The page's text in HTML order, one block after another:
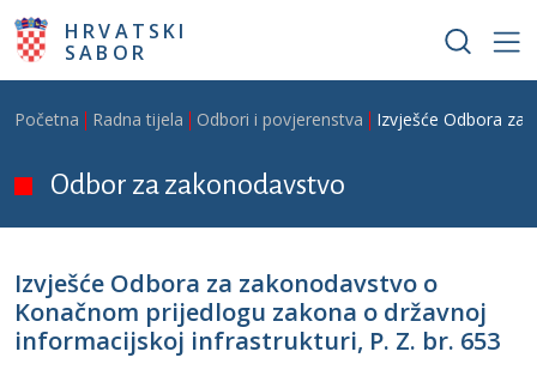
Skoči na glavni sadržaj
HRVATSKI
SABOR
Breadcrumb
Početna Radna tijela Odbori i povjerenstva Izvješće Odbora za
Odbor za zakonodavstvo
Izvješće Odbora za zakonodavstvo o
Konačnom prijedlogu zakona o državnoj
informacijskoj infrastrukturi, P. Z. br. 653